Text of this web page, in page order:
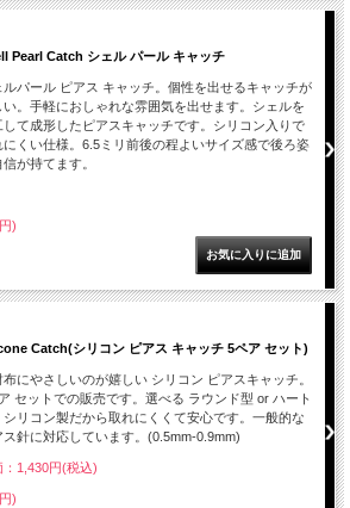
Pearl Catch シェル パール キャッチ
ルパール ピアス キャッチ。個性を出せるキャッチが
い。手軽におしゃれな雰囲気を出せます。シェルを
して成形したピアスキャッチです。シリコン入りで
にくい仕様。6.5ミリ前後の程よいサイズ感で後ろ姿
信が持てます。
)
Catch(シリコン ピアス キャッチ 5ペア セット)
布にやさしいのが嬉しい シリコン ピアスキャッチ。
セットでの販売です。選べる ラウンド型 or ハート
シリコン製だから取れにくくて安心です。一般的な
ス針に対応しています。(0.5mm-0.9mm)
：1,430円(税込)
)